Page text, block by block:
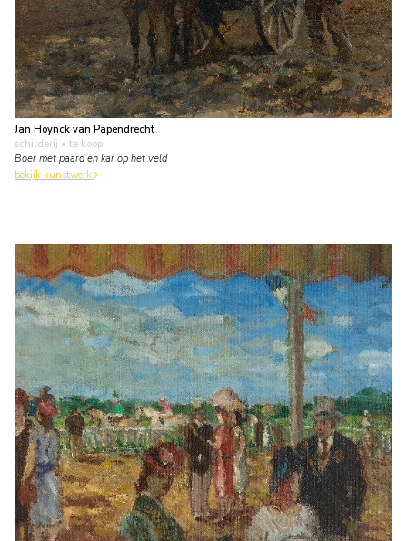
Jan Hoynck van Papendrecht
schilderij • te koop
Boer met paard en kar op het veld
bekijk kunstwerk